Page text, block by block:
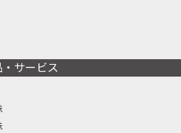
・サービス